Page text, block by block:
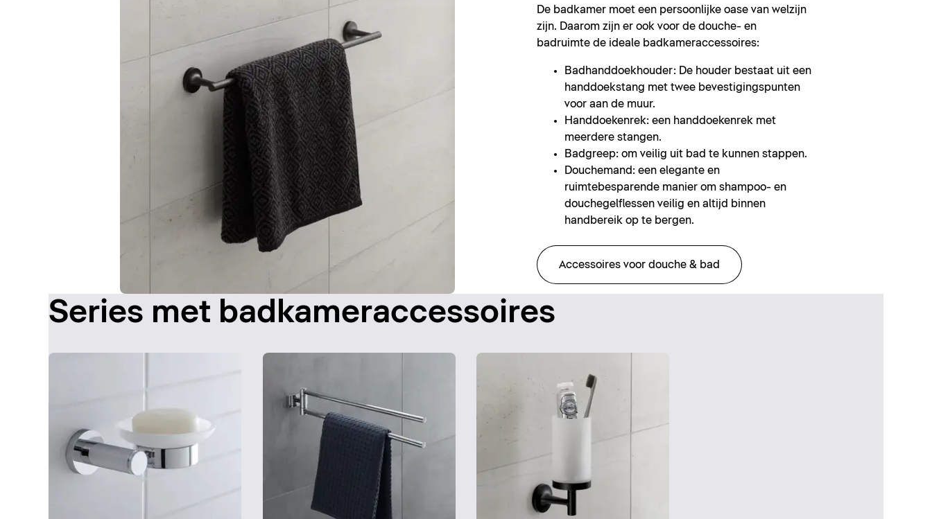
De badkamer moet een persoonlijke oase van welzijn
zijn. Daarom zijn er ook voor de douche- en
badruimte de ideale badkameraccessoires:
Badhanddoekhouder: De houder bestaat uit een
handdoekstang met twee bevestigingspunten
voor aan de muur.
Handdoekenrek: een handdoekenrek met
meerdere stangen.
Badgreep: om veilig uit bad te kunnen stappen.
Douchemand: een elegante en
ruimtebesparende manier om shampoo- en
douchegelflessen veilig en altijd binnen
handbereik op te bergen.
Accessoires voor douche & bad
Series met badkameraccessoires